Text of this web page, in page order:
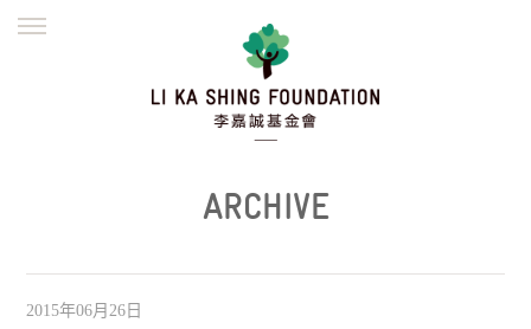
繁體
ARCHIVE
2015年06月26日